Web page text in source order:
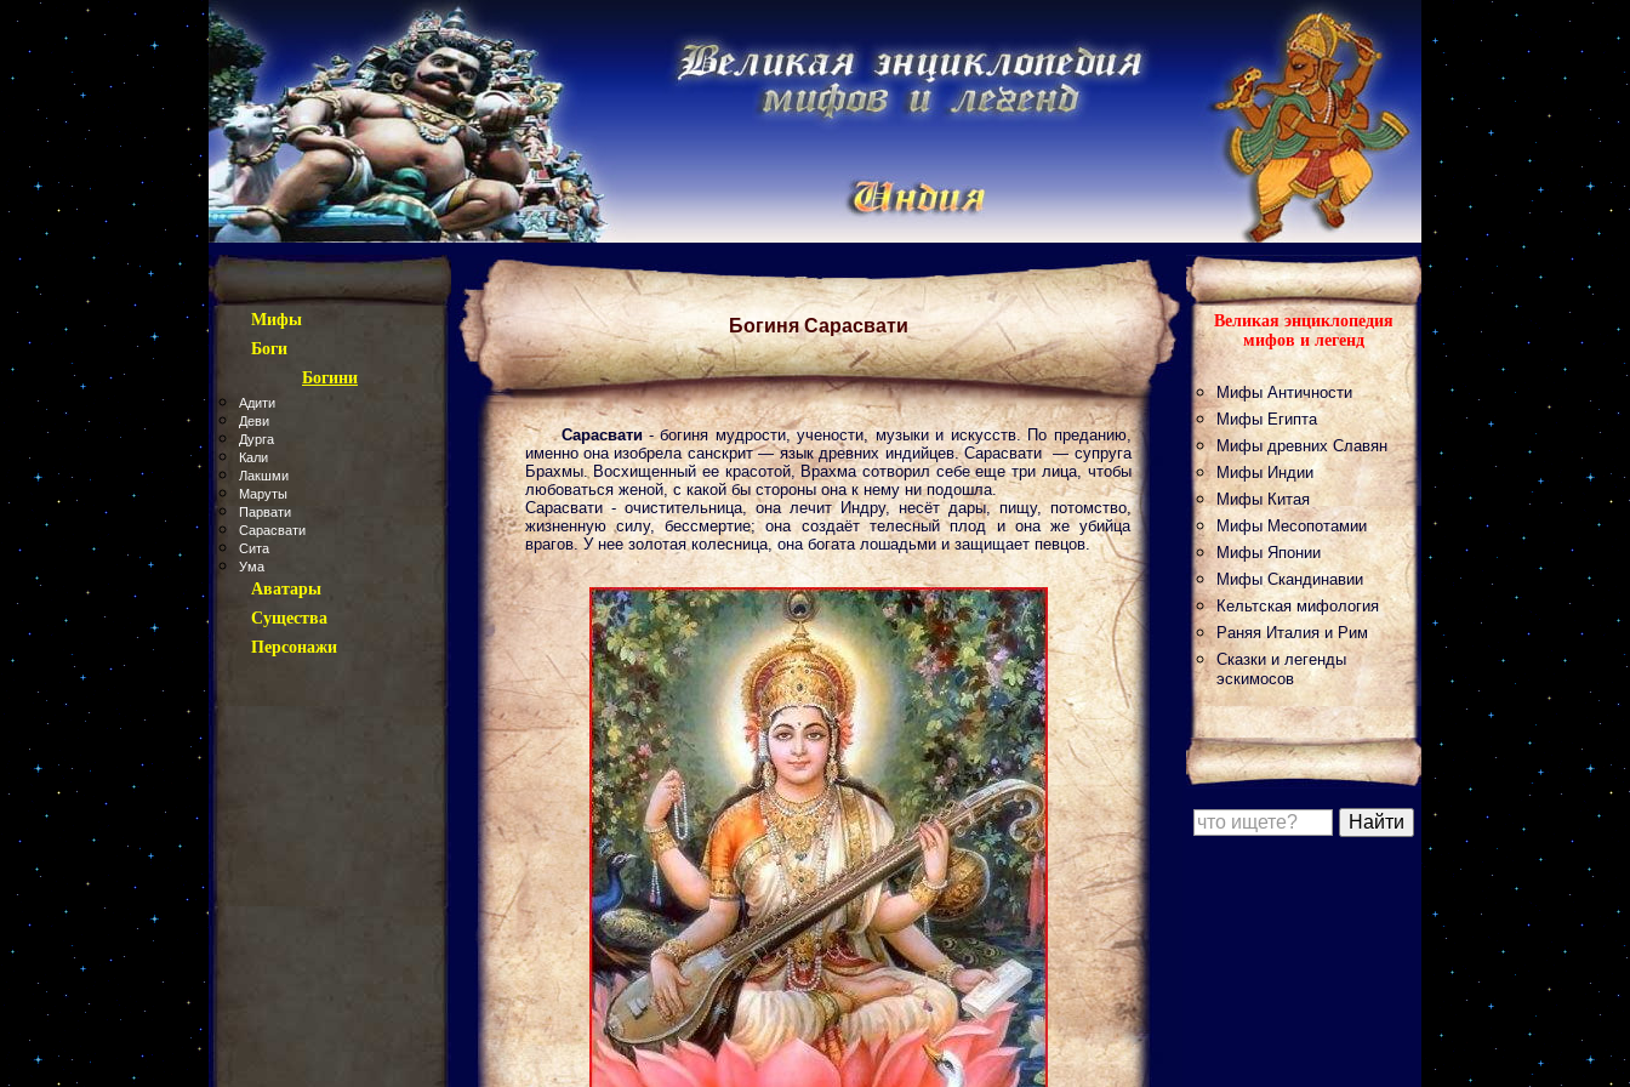
Мифы
Боги
Богини
Адити
Деви
Дурга
Кали
Лакшми
Маруты
Парвати
Сарасвати
Сита
Ума
Аватары
Существа
Персонажи
Богиня Сарасвати
Сарасвати- богиня мудрости, учености, музыки и искусств. По преданию,
именно она изобрела санскрит — язык древних индийцев. Сарасвати — супруга
Брахмы. Восхищенный ее красотой, Врахма сотворил себе еще три лица, чтобы
любоваться женой, с какой бы стороны она к нему ни подошла.
Сарасвати - очистительница, она лечит Индру, несёт дары, пищу, потомство,
жизненную силу, бессмертие; она создаёт телесный плод и она же убийца
врагов. У нее золотая колесница, она богата лошадьми и защищает певцов.
Великая энциклопедия
мифов и легенд
Мифы Античности
Мифы Египта
Мифы древних Славян
Мифы Индии
Мифы Китая
Мифы Месопотамии
Мифы Японии
Мифы Скандинавии
Кельтская мифология
Раняя Италия и Рим
Сказки и легенды
эскимосов